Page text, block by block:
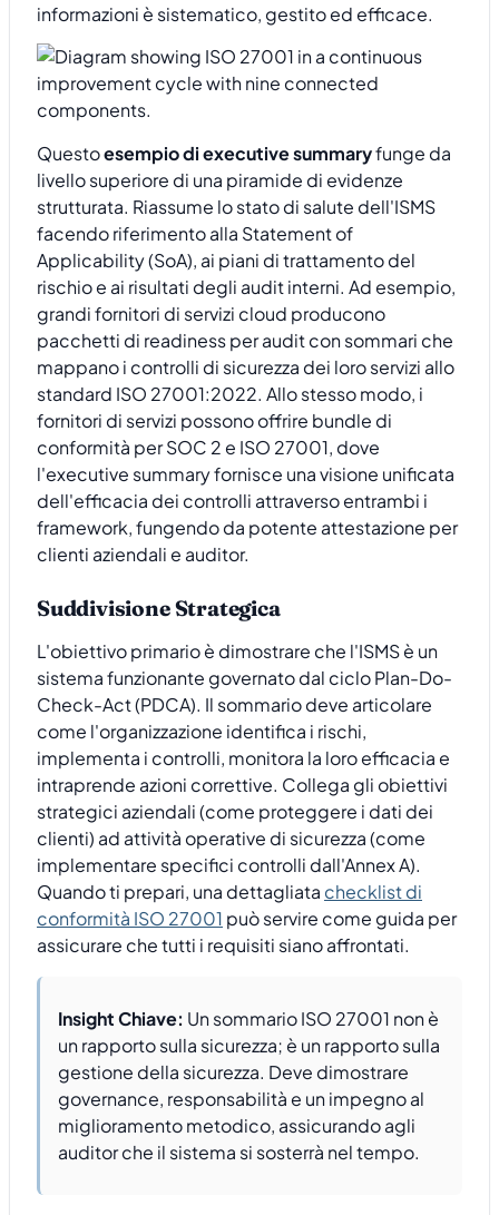
informazioni è sistematico, gestito ed efficace.
Questoesempio di executive summaryfunge da
livello superiore di una piramide di evidenze
strutturata. Riassume lo stato di salute dell'ISMS
facendo riferimento alla Statement of
Applicability (SoA), ai piani di trattamento del
rischio e ai risultati degli audit interni. Ad esempio,
grandi fornitori di servizi cloud producono
pacchetti di readiness per audit con sommari che
mappano i controlli di sicurezza dei loro servizi allo
standard ISO 27001:2022. Allo stesso modo, i
fornitori di servizi possono offrire bundle di
conformità per SOC 2 e ISO 27001, dove
l'executive summary fornisce una visione unificata
dell'efficacia dei controlli attraverso entrambi i
framework, fungendo da potente attestazione per
clienti aziendali e auditor.
Suddivisione Strategica
L'obiettivo primario è dimostrare che l'ISMS è un
sistema funzionante governato dal ciclo Plan-Do-
Check-Act (PDCA). Il sommario deve articolare
come l'organizzazione identifica i rischi,
implementa i controlli, monitora la loro efficacia e
intraprende azioni correttive. Collega gli obiettivi
strategici aziendali (come proteggere i dati dei
clienti) ad attività operative di sicurezza (come
implementare specifici controlli dall'Annex A).
Quando ti prepari, una dettagliata checklist di
conformità ISO 27001 può servire come guida per
assicurare che tutti i requisiti siano affrontati.
Insight Chiave: Un sommario ISO 27001 non è
un rapporto sulla sicurezza; è un rapporto sulla
gestione della sicurezza. Deve dimostrare
governance, responsabilità e un impegno al
miglioramento metodico, assicurando agli
auditor che il sistema si sosterrà nel tempo.